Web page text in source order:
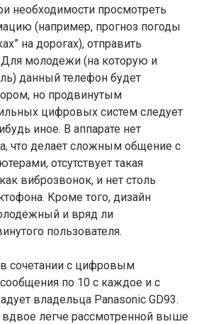
необходимости просмотреть
(например, прогноз погоды
на дорогах), отправить
Для молодежи (на которую и
данный телефон будет
но продвинутым
цифровых систем следует
иное. В аппарате нет
что делает сложным общение с
отсутствует такая
виброзвонок, и нет столь
Кроме того, дизайн
и вряд ли
пользователя.
сочетании с цифровым
по 10 с каждое и с
владельца Panasonic GD93.
вдвое легче рассмотренной выше